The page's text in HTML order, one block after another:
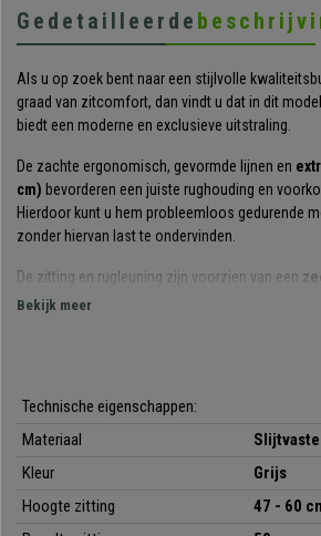
Gedetailleerde
Als u op zoek bent naar een stijlvolle
graad van zitcomfort, dan vindt u dat in dit model
biedt een moderne en exclusieve uitstraling.
De zachte ergonomisch, gevormde lijnen en
cm) bevorderen een juiste rughouding en
Hierdoor kunt u hem probleemloos gedurende
zonder hiervan last te ondervinden.
De zitting en rugleuning zijn voorzien van een
vulling, die door zijn hoge dichtheid een
eigenschap die u in staat stelt de
in te stellen en te vergrendelen. Dit verhoogt de
Door zijn ergonomie en hoge mate van comfort
Bekijk meer
Technische eigenschappen:
Materiaal
Kleur
Grijs
Hoogte zitting
47 - 60